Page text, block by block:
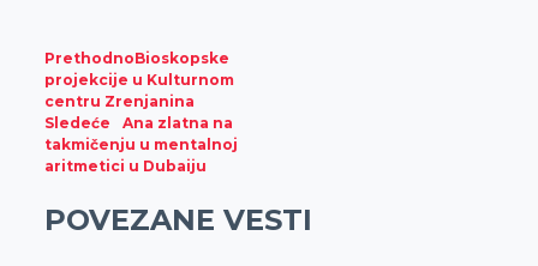
PrethodnoBioskopske
projekcije u Kulturnom
centru Zrenjanina
Sledeće
Ana zlatna na
takmičenju u mentalnoj
aritmetici u Dubaiju
POVEZANE VESTI